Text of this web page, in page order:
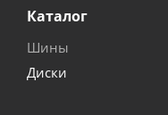
Каталог
Шины
Диски